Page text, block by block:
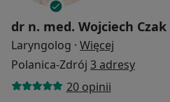
dr n. med. Wojciech Czak
Laryngolog · Więcej
Polanica-Zdrój 3 adresy
20 opinii